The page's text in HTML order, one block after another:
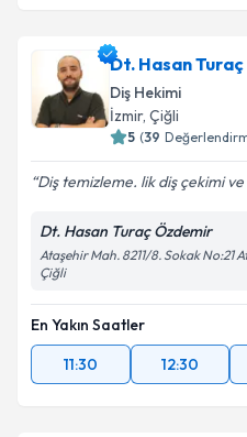
Dt. Hasan
Diş Hekimi
İzmir, Çiğli
5 (39
Diş temizleme. lik diş çekimi
Dt. Hasan Turaç Özdemir
Ataşehir Mah. 8211/8. Sokak No:21
Çiğli
En Yakın Saatler
11:30
12:30